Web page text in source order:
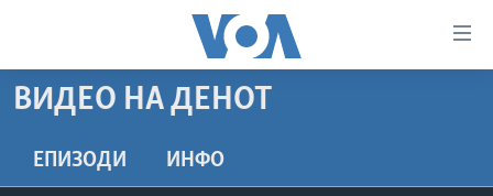
пристапност
ДОМА
РУБРИКИ
ВИДЕО НА ДЕНОТ
ЕПИЗОДИ ИНФО